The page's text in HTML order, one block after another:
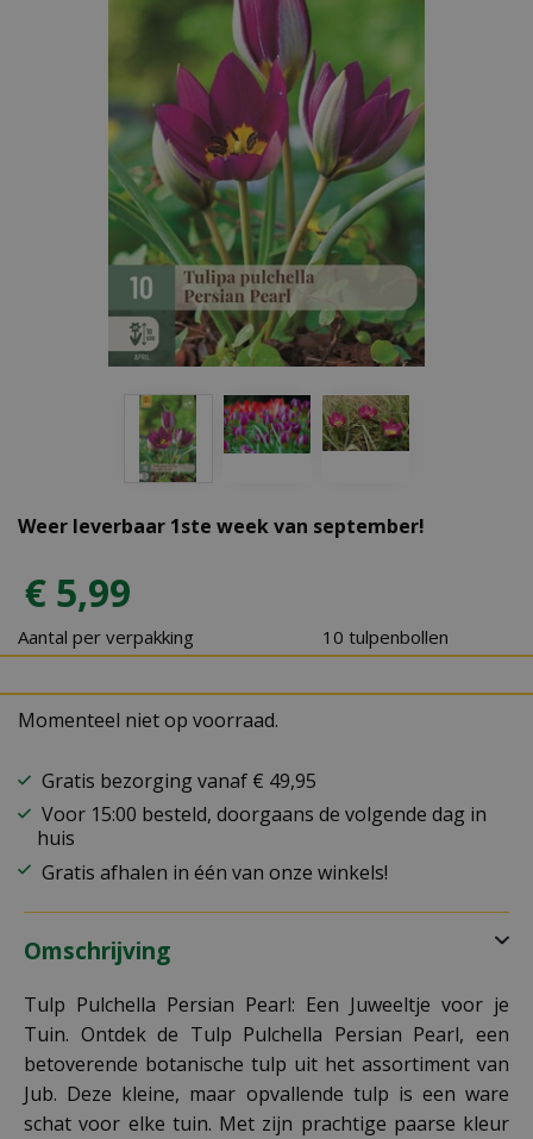
Weer leverbaar 1ste week van september!
€ 5,99
Aantal per verpakking 10 tulpenbollen
Momenteel niet op voorraad.
Gratis bezorging vanaf € 49,95
Voor 15:00 besteld, doorgaans de volgende dag in
huis
Gratis afhalen in één van onze winkels!
Omschrijving
Tulp Pulchella Persian Pearl: Een Juweeltje voor je
Tuin. Ontdek de Tulp Pulchella Persian Pearl, een
betoverende botanische tulp uit het assortiment van
Jub. Deze kleine, maar opvallende tulp is een ware
schat voor elke tuin. Met zijn prachtige paarse kleur